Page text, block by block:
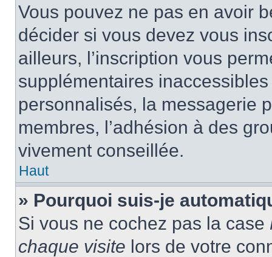
Vous pouvez ne pas en avoir
décider si vous devez vous
ailleurs, l’inscription vous
supplémentaires
personnalisés, la messagerie
membres, l’adhésion à des
vivement conseillée.
Haut
» Pourquoi suis-je
Si vous ne cochez pas la case
chaque visite lors de votre